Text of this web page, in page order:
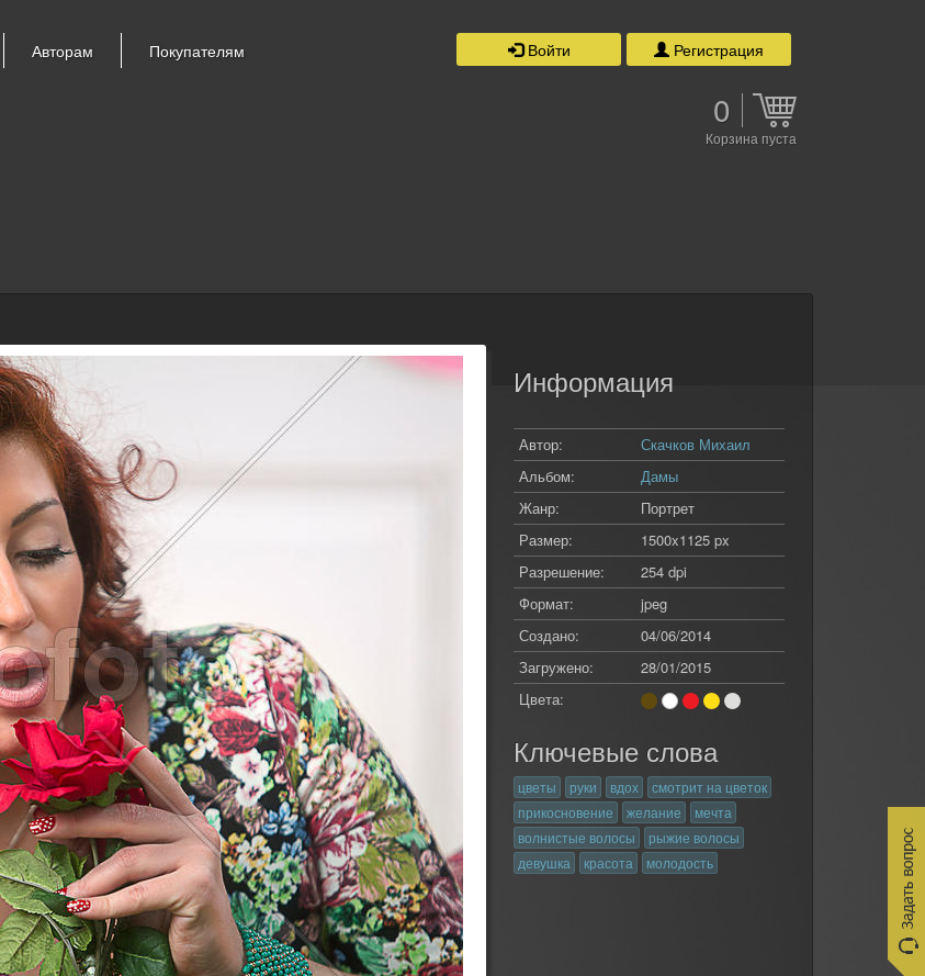
Авторам Покупателям Войти Регистрация
0
Корзина пуста
Информация
Автор:
Скачков Михаил
Альбом:
Дамы
Жанр:
Портрет
Размер:
1500x1125 px
Разрешение:
254 dpi
Формат:
jpeg
Создано:
04/06/2014
Загружено:
28/01/2015
Цвета:
Ключевые слова
цветы руки вдох
смотрит на цветок
прикосновение
желание
мечта
волнистые волосы
рыжие волосы
девушка
красота молодость